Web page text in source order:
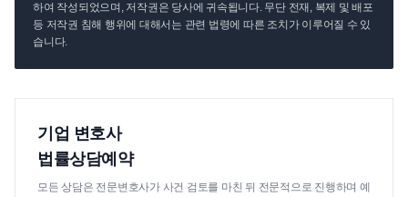
하여 작성되었으며, 저작권은 당사에 귀속됩니다. 무단 전재, 복제 및 배포
등 저작권 침해 행위에 대해서는 관련 법령에 따른 조치가 이루어질 수 있
습니다.
기업 변호사
법률상담예약
모든 상담은 전문변호사가 사건 검토를 마친 뒤 전문적으로 진행하며 예